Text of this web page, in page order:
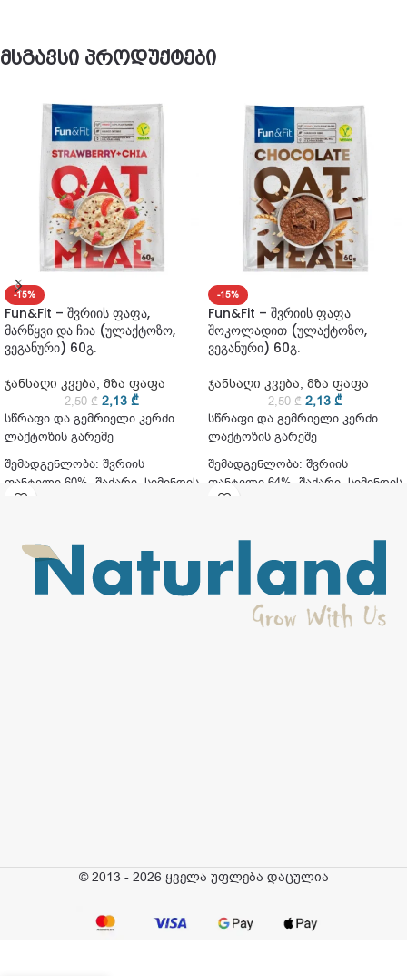
მსგავსი პროდუქტები
-15%
Fun&Fit – შვრიის ფაფა,
მარწყვი და ჩია (ულაქტოზო,
ვეგანური) 60გ.
ჯანსაღი კვება, მზა ფაფა
2,50₾ 2,13 ₾
სწრაფი და გემრიელი კერძი
ლაქტოზის გარეშე
შემადგენლობა: შვრიის
ფანტელი 60%, შაქარი, სიმინდის
სახამებელი, ქოქოსის რძის
-15%
Fun&Fit – შვრიის ფაფა
შოკოლადით (ულაქტოზო,
ვეგანური) 60გ.
ჯანსაღი კვება, მზა ფაფა
2,50₾ 2,13 ₾
სწრაფი და გემრიელი კერძი
ლაქტოზის გარეშე
შემადგენლობა: შვრიის
ფანტელი 64%, შაქარი, სიმინდის
სახამებელი, ქოქოსის რძის
2.3%, შოკოლადი 0,5%, მარილი
© 2013 - 2026 ყველა უფლება დაცულია